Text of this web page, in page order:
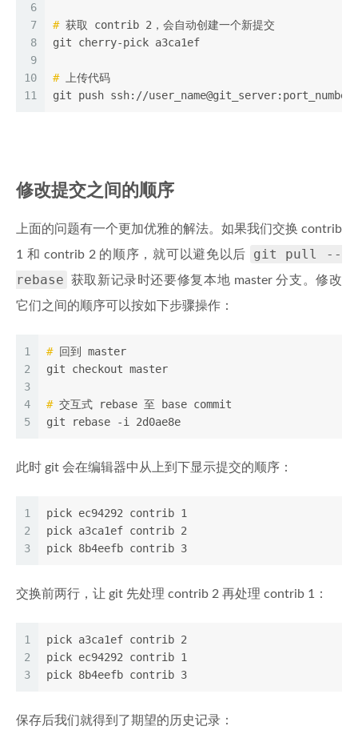
6
7
8
9
10
11
# 获取 contrib 2，会自动创建一个新提交
git cherry-pick a3ca1ef
# 上传代码
git push ssh://user_name@git_server:port_number/
修改提交之间的顺序
上面的问题有一个更加优雅的解法。如果我们交换 contrib
1 和 contrib 2 的顺序，就可以避免以后
git pull --
rebase
获取新记录时还要修复本地 master 分支。修改
它们之间的顺序可以按如下步骤操作：
1
2
3
4
5
# 回到 master
git checkout master
# 交互式 rebase 至 base commit
git rebase -i 2d0ae8e
此时 git 会在编辑器中从上到下显示提交的顺序：
1
2
3
pick ec94292 contrib 1
pick a3ca1ef contrib 2
pick 8b4eefb contrib 3
交换前两行，让 git 先处理 contrib 2 再处理 contrib 1：
1
2
3
pick a3ca1ef contrib 2
pick ec94292 contrib 1
pick 8b4eefb contrib 3
保存后我们就得到了期望的历史记录：